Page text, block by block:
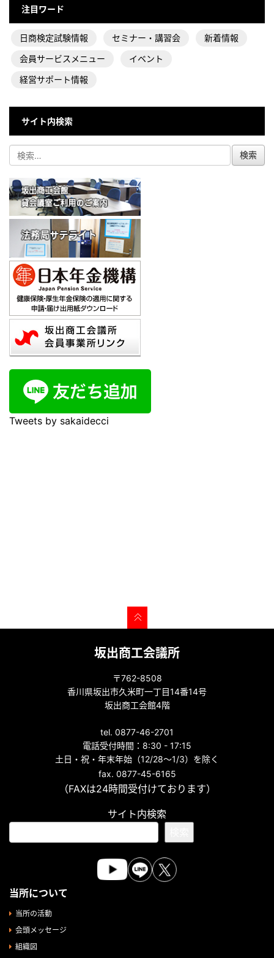
注目ワード
日商検定試験情報 セミナー・講習会
新着情報
会員サービスメニュー
イベント
経営サポート情報
サイト内検索
Tweets by sakaidecci
坂出商工会議所
〒762-8508
香川県坂出市久米町一丁目14番14号
坂出商工会館4階
tel. 0877-46-2701
電話受付時間：8:30 - 17:15
土日・祝・年末年始（12/28～1/3）を除く
fax. 0877-45-6165
（FAXは24時間受付けております）
サイト内検索
当所について
当所の活動
会頭メッセージ
組織図